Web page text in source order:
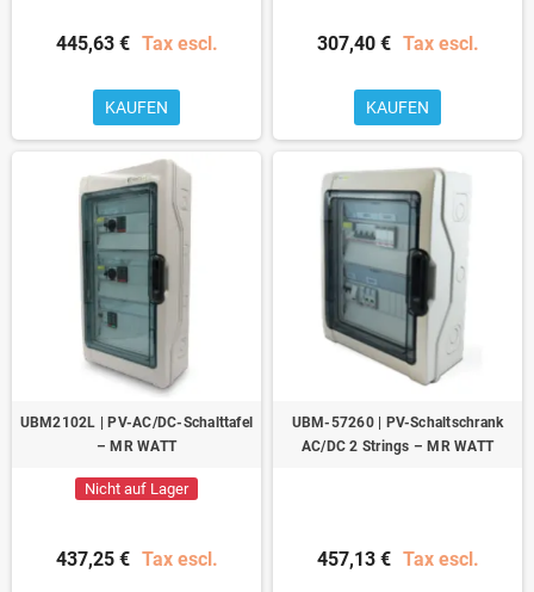
445,63 € Tax escl.
KAUFEN
307,40 € Tax escl.
KAUFEN
UBM2102L | PV-AC/DC-Schalttafel
– MR WATT
Nicht auf Lager
437,25 € Tax escl.
UBM-57260 | PV-Schaltschrank
AC/DC 2 Strings – MR WATT
457,13 € Tax escl.